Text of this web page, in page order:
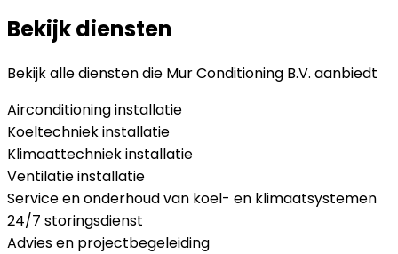
Bekijk diensten
Bekijk alle diensten die Mur Conditioning B.V. aanbiedt
Airconditioning installatie
Koeltechniek installatie
Klimaattechniek installatie
Ventilatie installatie
Service en onderhoud van koel- en klimaatsystemen
24/7 storingsdienst
Advies en projectbegeleiding